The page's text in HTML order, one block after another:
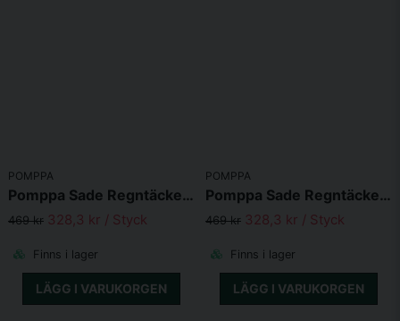
POMPPA
Pomppa Sade Regntäcke Petrol
469 kr 328,3 kr / Styck
Finns i lager
LÄGG I VARUKORGEN
POMPPA
Pomppa Sade Regntäcke Plum
469 kr 328,3 kr / Styck
Finns i lager
LÄGG I VARUKORGEN